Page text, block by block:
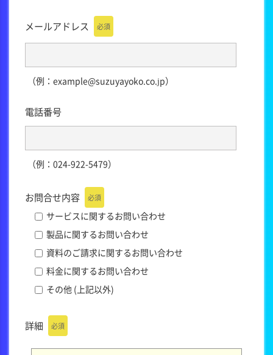
メールアドレス 必須
（例：example@suzuyayoko.co.jp）
電話番号
（例：024-922-5479）
お問合せ内容 必須
サービスに関するお問い合わせ
製品に関するお問い合わせ
資料のご請求に関するお問い合わせ
料金に関するお問い合わせ
その他 (上記以外)
詳細 必須